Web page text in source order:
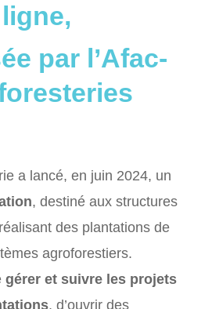
ligne,
par l’Afac-
a lancé, en juin 2024, un
, destiné aux structures
des plantations de
agroforestiers.
gérer et suivre les projets
, d’ouvrir des